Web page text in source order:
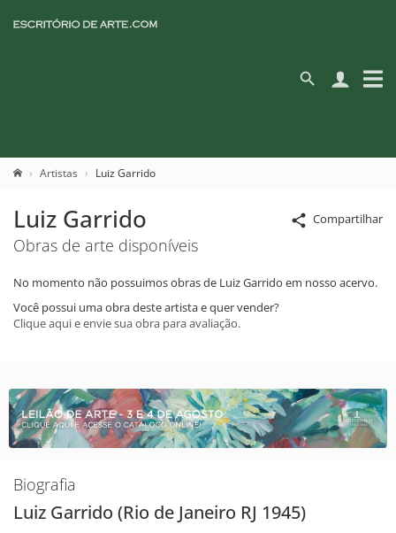
Artistas Luiz Garrido
Compartilhar
Luiz Garrido
Obras de arte disponíveis
No momento não possuimos obras de Luiz Garrido em nosso acervo.
Você possui uma obra deste artista e quer vender?
Clique aqui e envie sua obra para avaliação.
Biografia
Luiz Garrido (Rio de Janeiro RJ 1945)